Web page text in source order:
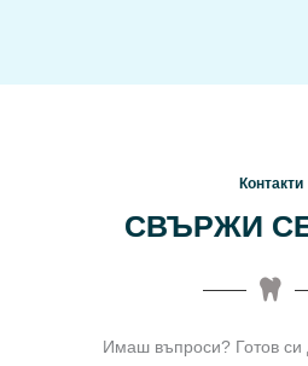
Контакти
СВЪРЖИ
Имаш въпроси? Готов си